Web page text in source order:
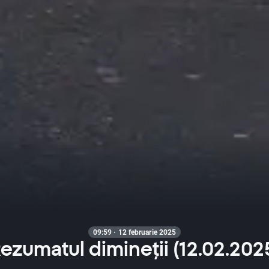
09:59 · 12 februarie 2025
dimineții